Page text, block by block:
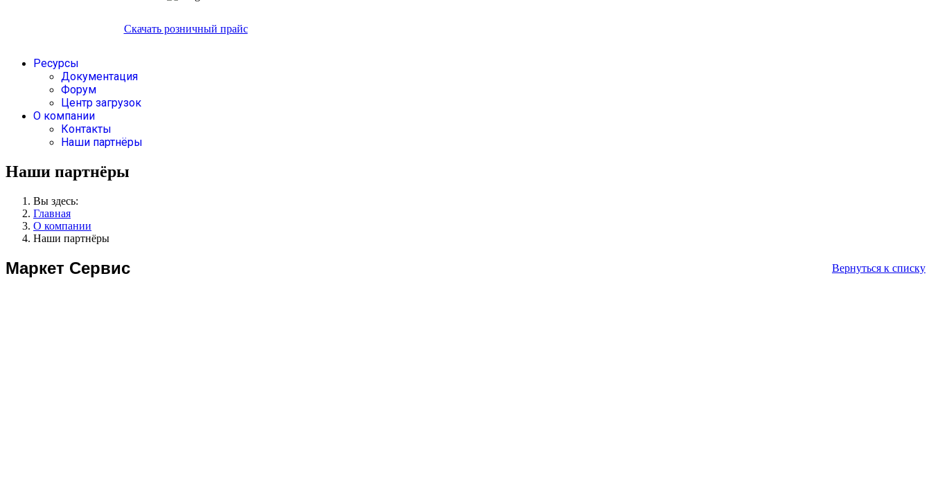
Скачать розничный прайс
Ресурсы
Документация
Форум
Центр загрузок
О компании
Контакты
Наши партнёры
Наши партнёры
Вы здесь:
Главная
О компании
Наши партнёры
Маркет Сервис Вернуться к списку